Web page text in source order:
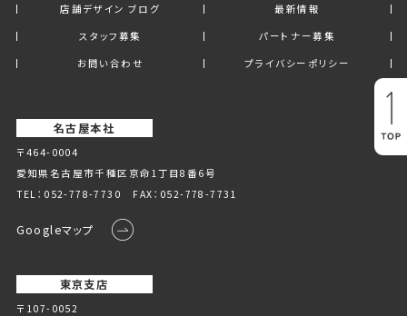
店舗デザイン ブログ
最新情報
スタッフ募集
パートナー募集
お問い合わせ
プライバシーポリシー
名古屋本社
〒464-0004
愛知県名古屋市千種区京命1丁⽬8番6号
TEL： 052-778-7730 FAX：052-778-7731
Googleマップ
東京支店
〒107-0052